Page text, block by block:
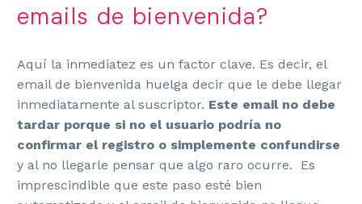
emails de bienvenida?
Aquí la inmediatez es un factor clave. Es decir, el
email de bienvenida huelga decir que le debe llegar
inmediatamente al suscriptor. Este email no debe
tardar porque si no el usuario podría no
confirmar el registro o simplemente confundirse
y al no llegarle pensar que algo raro ocurre. Es
imprescindible que este paso esté bien